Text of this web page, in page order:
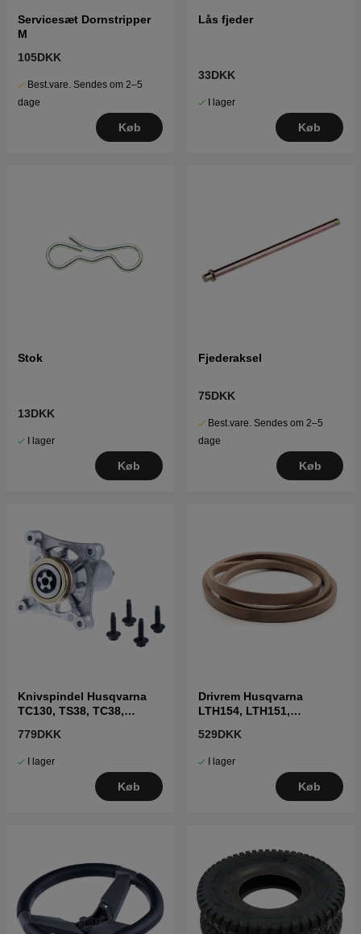
Servicesæt Dornstripper
M
105DKK
Best.vare. Sendes om 2–5
dage
Køb
Lås fjeder
33DKK
I lager
Køb
Stok
13DKK
I lager
Køb
Fjederaksel
75DKK
Best.vare. Sendes om 2–5
dage
Køb
Knivspindel Husqvarna
TC130, TS38, TC38,
779DKK
I lager
Køb
Drivrem Husqvarna
LTH154, LTH151,
LT2216A2
529DKK
I lager
Køb